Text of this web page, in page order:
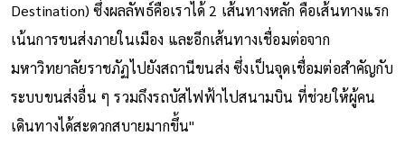
Destination) ซึ่งผลลัพธ์คือเราได้ 2 เส้นทางหลัก คือเส้นทางแรก
เน้นการขนส่งภายในเมือง และอีกเส้นทางเชื่อมต่อจาก
มหาวิทยาลัยราชภัฏไปยังสถานีขนส่ง ซึ่งเป็นจุดเชื่อมต่อสำคัญกับ
ระบบขนส่งอื่น ๆ รวมถึงรถบัสไฟฟ้าไปสนามบิน ที่ช่วยให้ผู้คน
เดินทางได้สะดวกสบายมากขึ้น"